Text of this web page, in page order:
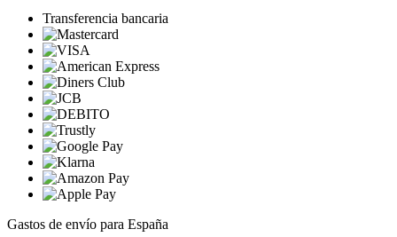
Transferencia bancaria
Gastos de envío para España